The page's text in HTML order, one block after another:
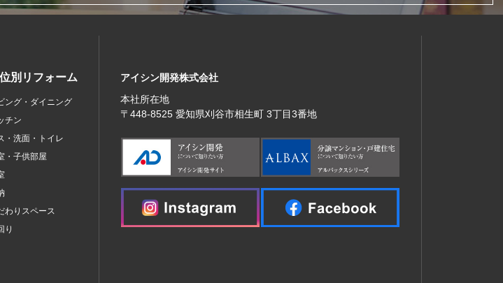
別リフォーム
ング・ダイニング
チン
・洗面・トイレ
・子供部屋
わりスペース
り
アイシン開発株式会社
本社所在地
〒448‐8525 愛知県刈谷市相生町 3丁目3番地